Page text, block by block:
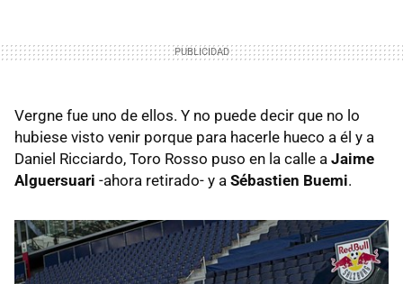
Vergne fue uno de ellos. Y no puede decir que no lo
hubiese visto venir porque para hacerle hueco a él y a
Daniel Ricciardo, Toro Rosso puso en la calle a Jaime
Alguersuari -ahora retirado- y a Sébastien Buemi.